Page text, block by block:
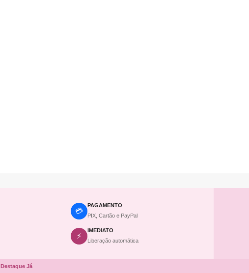
💳
PAGAMENTO
PIX, Cartão e PayPal
⚡
IMEDIATO
Liberação automática
Destaque Já